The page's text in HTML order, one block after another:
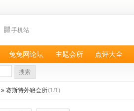
手机站
兔兔网论坛 主题会所 点评大全
搜索
» 赛斯特外籍会所(1/1)